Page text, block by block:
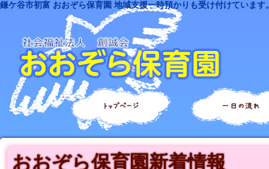
鎌ケ谷市初富 おおぞら保育園 地域支援一時預かりも受け付けています
トップページ 一日の流れ
おおぞら保育園新着情報